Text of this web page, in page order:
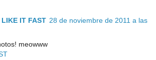
IT FAST 28 de noviembre de 2011 a las
meowww